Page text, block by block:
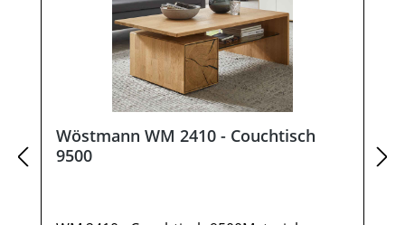
Wöstmann WM 2410 - Couchtisch
9500